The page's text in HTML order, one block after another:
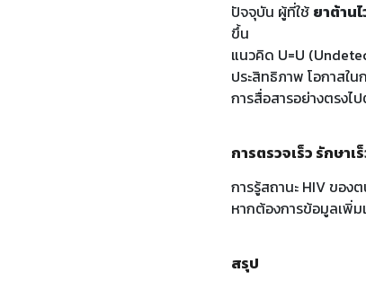
ปัจจุบัน ผู้ที่ใช้ ยาต้าน
ขึ้น
แนวคิด U=U
ประสิทธิภาพ โอกาสใ
การสื่อสารอย่างตรง
การตรวจเร็ว รักษา
การรู้สถานะ HIV ของ
หากต้องการข้อมูลเพิ่ม
สรุป